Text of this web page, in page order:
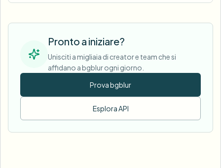
Pronto a iniziare?
Unisciti a migliaia di creator e team che si
affidano a bgblur ogni giorno.
Prova bgblur
Esplora API